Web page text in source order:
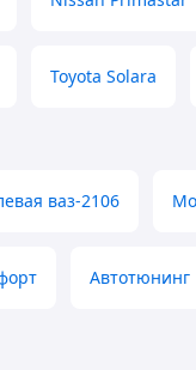
Toyota Solara
ваз-2106
Автотюнинг